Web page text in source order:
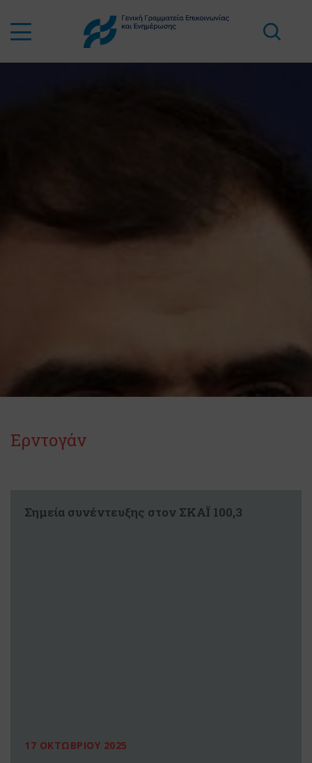
Ερντογάν
Σημεία συνέντευξης στον ΣΚΑΪ 100,3
17 ΟΚΤΩΒΡΙΟΥ 2025